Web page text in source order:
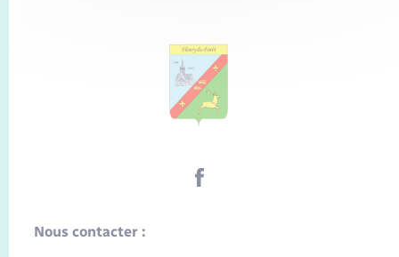
Nous contacter :